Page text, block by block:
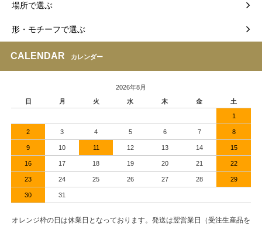
場所で選ぶ
形・モチーフで選ぶ
CALENDAR カレンダー
2026年8月
日
月 火 水 木 金 土
1
2 3 4 5 6 7 8
9 10 11 12 13 14 15
16 17 18 19 20 21 22
23 24 25 26 27 28 29
30 31
オレンジ枠の日は休業日となっております。発送は翌営業日（受注生産品を